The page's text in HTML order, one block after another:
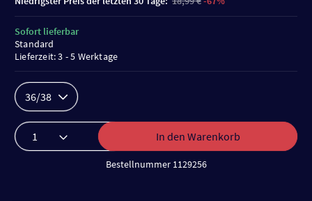
36/38
In den Warenkorb
Bestellnummer 1129256
Sofort lieferbar
Standard
Lieferzeit: 3 - 5 Werktage